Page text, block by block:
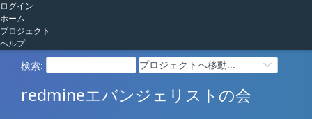
ログイン
ホーム
プロジェクト
ヘルプ
検索: プロジェクトへ移動...
redmineエバンジェリストの会